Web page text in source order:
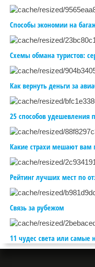
Способы экономии на
Схемы обмана туристов:
Как вернуть деньги за
25 способов удешевления
Какие страхи мешают вам
Рейтинг лучших мест по
Связь за рубежом
11 чудес света или самые